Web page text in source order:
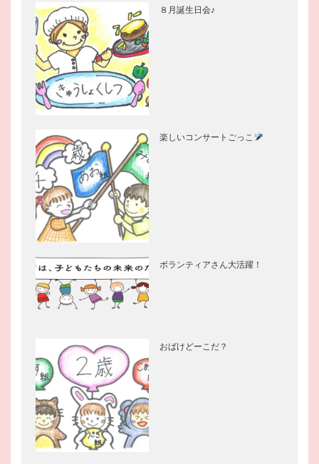
８月誕生日会♪
楽しいコンサートごっこ
ボランティアさん大活躍！
おばけどーこだ？